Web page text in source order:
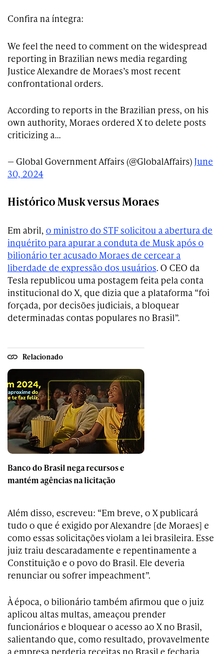
Confira na íntegra:
We feel the need to comment on the widespread
reporting in Brazilian news media regarding
Justice Alexandre de Moraes’s most recent
confrontational orders.
According to reports in the Brazilian press, on his
own authority, Moraes ordered X to delete posts
criticizing a…
— Global Government Affairs (@GlobalAffairs) June
30, 2024
Histórico Musk versus Moraes
Em abril, o ministro do STF solicitou a abertura de
inquérito para apurar a conduta de Musk após o
bilionário ter acusado Moraes de cercear a
liberdade de expressão dos usuários. O CEO da
Tesla republicou uma postagem feita pela conta
institucional do X, que dizia que a plataforma “foi
forçada, por decisões judiciais, a bloquear
determinadas contas populares no Brasil”.
Relacionado
Banco do Brasil nega recursos e
mantém agências na licitação
Além disso, escreveu: “Em breve, o X publicará
tudo o que é exigido por Alexandre [de Moraes] e
como essas solicitações violam a lei brasileira. Esse
juiz traiu descaradamente e repentinamente a
Constituição e o povo do Brasil. Ele deveria
renunciar ou sofrer impeachment”.
À época, o bilionário também afirmou que o juiz
aplicou altas multas, ameaçou prender
funcionários e bloquear o acesso ao X no Brasil,
salientando que, como resultado, provavelmente
a empresa perderia receitas no Brasil e fecharia